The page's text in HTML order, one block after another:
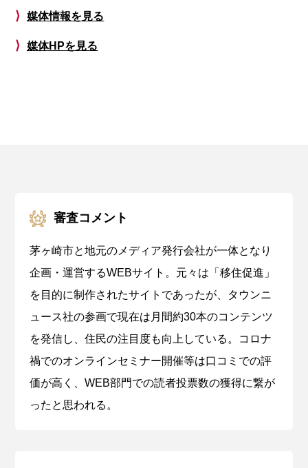
⟩ 媒体情報を見る
⟩ 媒体HPを見る
審査コメント
茅ヶ崎市と地元のメディア発行会社が一体となり
企画・運営するWEBサイト。元々は「移住促進」
を目的に制作されたサイトであったが、タウンニ
ュース社の参画で現在は月間約30本のコンテンツ
を発信し、住民の注目度も向上している。コロナ
禍でのオンラインセミナー開催等は口コミでの評
価が高く、WEB部門での読者投票数の獲得に繋が
ったと思われる。